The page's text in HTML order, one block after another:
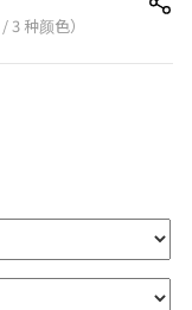
种颜色）